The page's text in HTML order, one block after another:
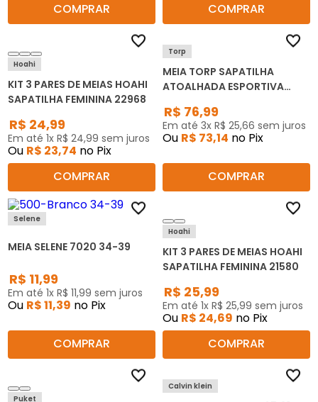
COMPRAR
COMPRAR
Hoahi
KIT 3 PARES DE MEIAS HOAHI
SAPATILHA FEMININA 22968
R$ 24,99
Em até 1x R$ 24,99 sem juros
Ou R$ 23,74 no Pix
COMPRAR
Torp
MEIA TORP SAPATILHA
ATOALHADA ESPORTIVA
C/6
R$ 76,99
Em até 3x R$ 25,66 sem juros
Ou R$ 73,14 no Pix
COMPRAR
Selene
MEIA SELENE 7020 34-39
R$ 11,99
Em até 1x R$ 11,99 sem juros
Ou R$11,39 no Pix
COMPRAR
Hoahi
KIT 3 PARES DE MEIAS HOAHI
SAPATILHA FEMININA 21580
R$ 25,99
Em até 1x R$ 25,99 sem juros
Ou R$ 24,69 no Pix
COMPRAR
Puket
Calvin klein